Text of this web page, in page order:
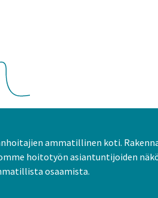
ammatillinen koti.
hoitotyön asiantuntijoiden
osaamista.